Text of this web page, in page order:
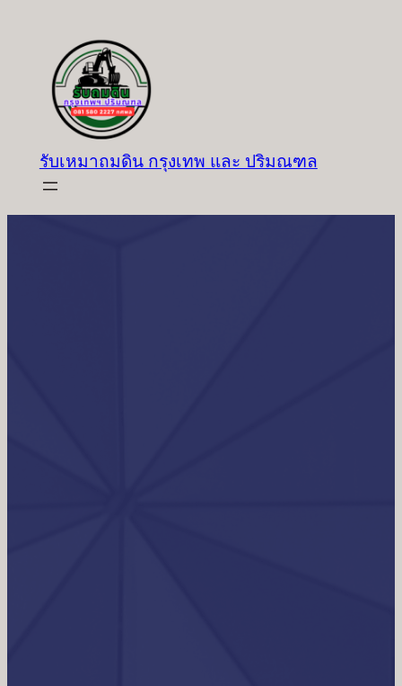
เนื้อหา
รับเหมาถมดิน กรุงเทพ และ ปริมณฑล